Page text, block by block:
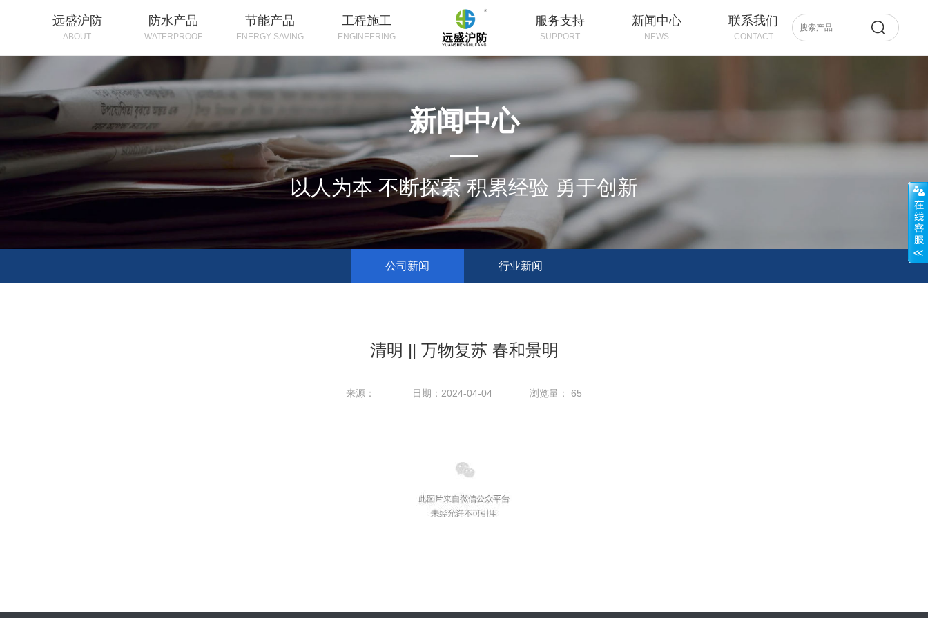
远盛沪防
ABOUT
防水产品
WATERPROOF
节能产品
ENERGY-SAVING
工程施工
ENGINEERING
服务支持
SUPPORT
新闻中心
NEWS
联系我们
CONTACT
新闻中心
以人为本 不断探索 积累经验 勇于创新
公司新闻 行业新闻
清明 || 万物复苏 春和景明
来源： 日期：2024-04-04 浏览量： 65